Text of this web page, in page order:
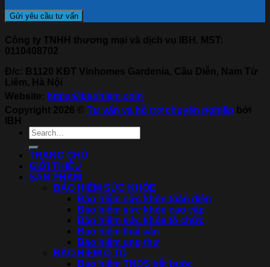
Công ty TNHH thương mại và dịch vụ IBH. MST:
0110408702
Đ/c: B1120 KĐT Vinhomes Gardenia, Cầu Diễn, Nam Từ
Liêm, Hà Nội
Website: https://ibaohiem.com
Copyright 2026 © Tư vấn và hỗ trợ chuyên nghiệp bởi
IBH
TRANG CHỦ
GIỚI THIỆU
SẢN PHẨM
BẢO HIỂM SỨC KHỎE
Bảo hiểm sức khỏe toàn diện
Bảo hiểm sức khỏe cao cấp
Bảo hiểm sức khỏe tổ chức
Bảo hiểm thai sản
Bảo hiểm ung thư
BẢO HIỂM Ô TÔ
Bảo hiểm TNDS bắt buộc